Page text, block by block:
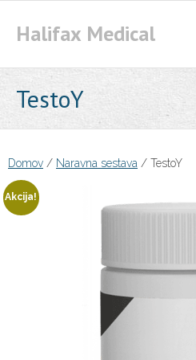
Halifax Medical
TestoY
Domov / Naravna sestava / TestoY
Akcija!